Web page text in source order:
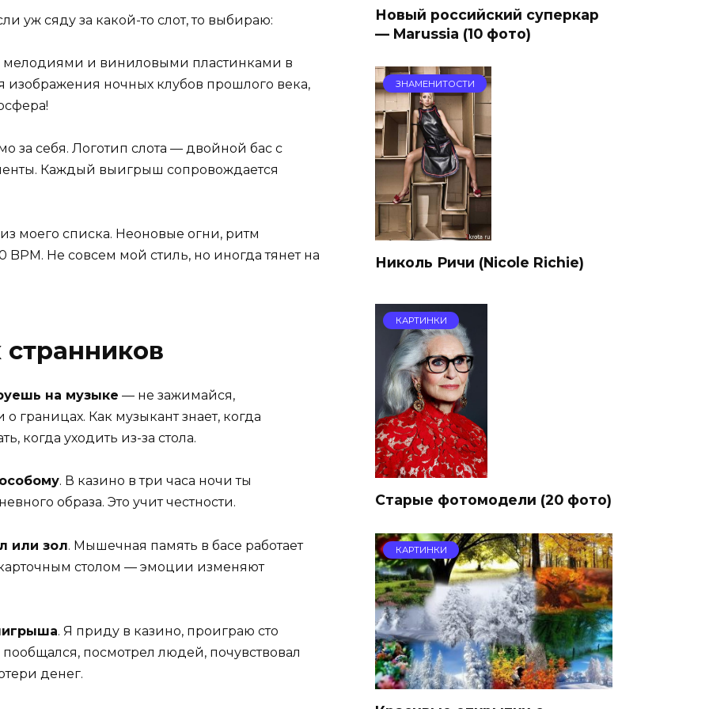
уж сяду за какой-то слот, то выбираю:
и виниловыми пластинками в
изображения ночных клубов прошлого века,
за себя. Логотип слота — двойной бас с
Каждый выигрыш сопровождается
моего списка. Неоновые огни, ритм
BPM. Не совсем мой стиль, но иногда тянет на
на музыке — не зажимайся,
Как музыкант знает, когда
когда уходить из-за стола.
. В казино в три часа ночи ты
образа. Это учит честности.
или зол. Мышечная память в басе работает
столом — эмоции изменяют
. Я приду в казино, проиграю сто
посмотрел людей, почувствовал
денег.
Новый российский суперкар
— Marussia (10 фото)
ЗНАМЕНИТОСТИ
Николь Ричи (Nicole Richie)
КАРТИНКИ
Старые фотомодели (20 фото)
КАРТИНКИ